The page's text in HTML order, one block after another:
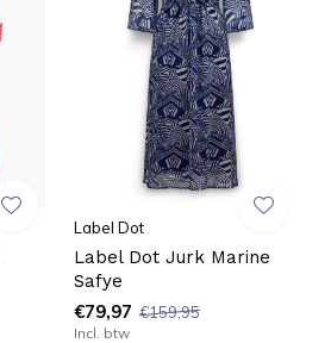
Label Dot
Label Dot Jurk Marine
Safye
€79,97 €159,95
Incl. btw